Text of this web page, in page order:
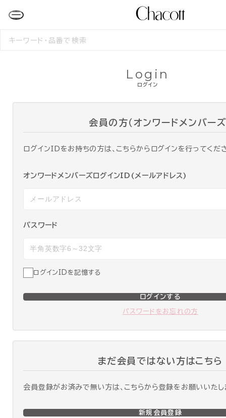
検
ログイン
Login
会員の方（オンワードメンバーズ
ログインIDをお持ちの方は、こちらからログインを行ってくだ
オンワードメンバーズログインID(メールアドレス)
パスワード
ログインIDを記憶する
ログインする
パスワードをお忘れの方
まだ会員ではない方はこちら
会員登録がお済みで無い方は、こちらから登録をお願いいたし
新規会員登録